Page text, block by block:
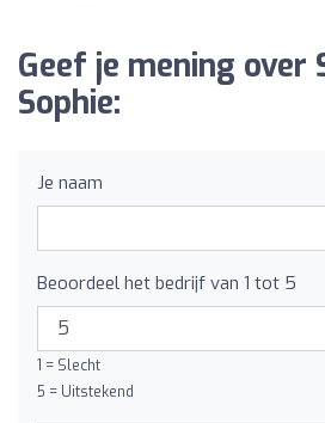
Geef je mening over
Sophie:
Je naam
Beoordeel het bedrijf van 1 tot 5
1 = Slecht
5 = Uitstekend